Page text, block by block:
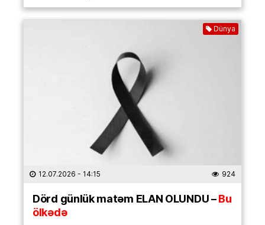
Dünya
12.07.2026 - 14:15 924
Dörd günlük matəm ELAN OLUNDU –Bu
ölkədə